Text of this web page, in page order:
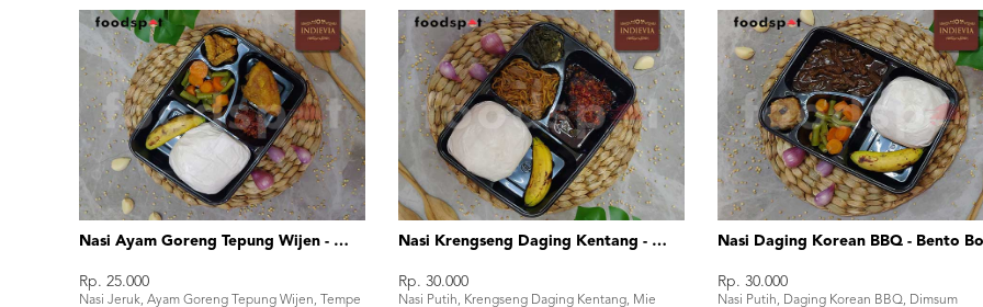
Nasi Ayam Goreng Tepung Wijen - Bento Box
Rp. 25.000
Nasi Jeruk, Ayam Goreng Tepung Wijen, Tempe
Nasi Krengseng Daging Kentang - Bento Box
Rp. 30.000
Nasi Putih, Krengseng Daging Kentang, Mie
Nasi Daging Korean BBQ - Bento
Rp. 30.000
Nasi Putih, Daging Korean BBQ, Dimsum